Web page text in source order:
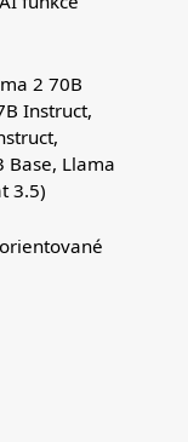
2 70B
Instruct,
Base, Llama
3.5)